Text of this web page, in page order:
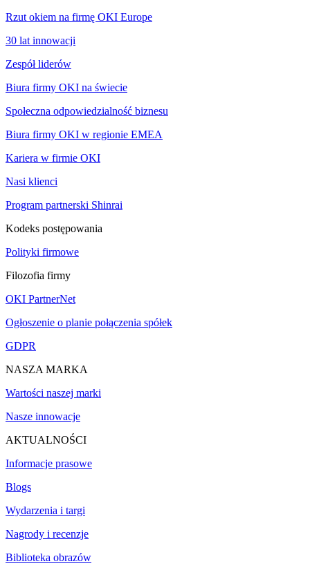
Rzut okiem na firmę OKI Europe
30 lat innowacji
Zespół liderów
Biura firmy OKI na świecie
Społeczna odpowiedzialność biznesu
Biura firmy OKI w regionie EMEA
Kariera w firmie OKI
Nasi klienci
Program partnerski Shinrai
Kodeks postępowania
Polityki firmowe
Filozofia firmy
OKI PartnerNet
Ogłoszenie o planie połączenia spółek
GDPR
NASZA MARKA
Wartości naszej marki
Nasze innowacje
AKTUALNOŚCI
Informacje prasowe
Blogs
Wydarzenia i targi
Nagrody i recenzje
Biblioteka obrazów